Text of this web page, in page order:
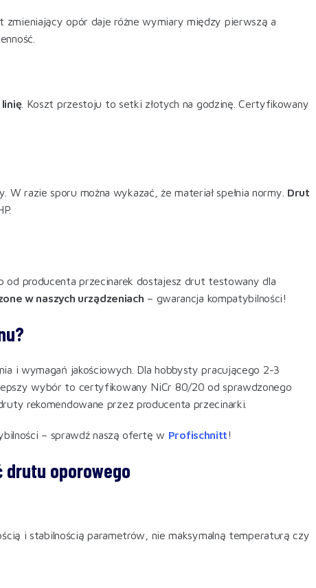
zmieniający opór daje różne wymiary między pierwszą a
. Koszt przestoju to setki złotych na godzinę. Certyfikowany
razie sporu można wykazać, że materiał spełnia normy. Drut
od producenta przecinarek dostajesz drut testowany dla
w naszych urządzeniach – gwarancja kompatybilności!
i wymagań jakościowych. Dla hobbysty pracującego 2-3
wybór to certyfikowany NiCr 80/20 od sprawdzonego
rekomendowane przez producenta przecinarki.
– sprawdź naszą ofertę w Profischnitt!
drutu oporowego
i stabilnością parametrów, nie maksymalną temperaturą czy